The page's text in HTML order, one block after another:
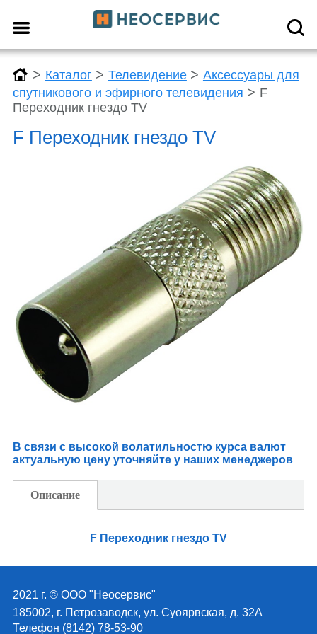
> Каталог > Телевидение > Аксессуары для
спутникового и эфирного телевидения > F
Переходник гнездо TV
F Переходник гнездо TV
В связи с высокой волатильностю курса валют
актуальную цену уточняйте у наших менеджеров
Описание
F Переходник гнездо TV
2021 г. © ООО "Неосервис"
185002, г. Петрозаводск, ул. Суоярвская, д. 32А
Телефон (8142) 78-53-90